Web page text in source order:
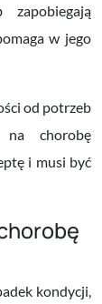
zapobiegają
w jego
od potrzeb
chorobę
i musi być
kondycji,